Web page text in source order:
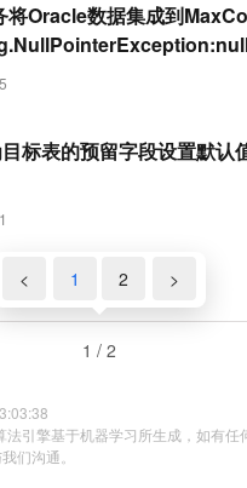
Oracle数据集成到
标表的预留字段设置默认
< 1 2 >
1 / 2
引擎基于机器学习所生成，如有任
们沟通。